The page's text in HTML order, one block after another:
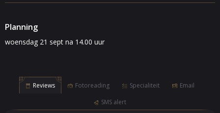
Ik doe geen uitspraken over gezondheid, zwangerschap en
Planning
woensdag 21 sept na 14.00 uur
Reviews Fotoreading Specialiteit
Email
SMS alert